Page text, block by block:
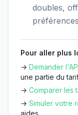
doubles,
Pour aller plus
→ Demander
une partie du
→ Comparer les
→ Simuler votre
aides